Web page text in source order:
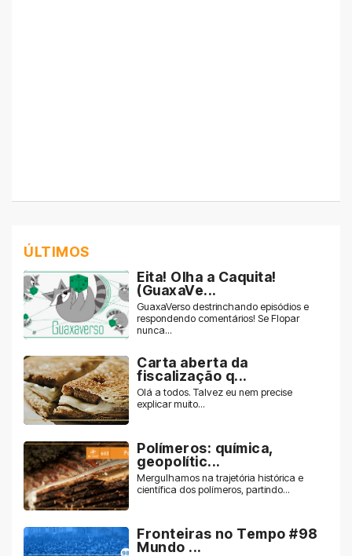
ÚLTIMOS
Eita! Olha a Caquita!
(GuaxaVe...
GuaxaVerso destrinchando episódios e
respondendo comentários! Se Flopar
nunca...
Carta aberta da
fiscalização q...
Olá a todos. Talvez eu nem precise
explicar muito...
Polímeros: química,
geopolític...
Mergulhamos na trajetória histórica e
científica dos polímeros, partindo...
Fronteiras no Tempo #98
Mundo ...